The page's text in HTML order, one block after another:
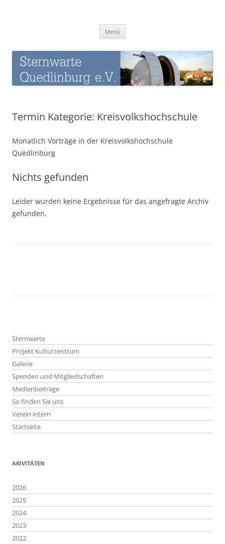
Menü
Termin Kategorie: Kreisvolkshochschule
Monatlich Vorträge in der Kreisvolkshochschule
Quedlinburg
Nichts gefunden
Leider wurden keine Ergebnisse für das angefragte Archiv
gefunden.
Sternwarte
Projekt Kulturzentrum
Galerie
Spenden und Mitgliedschaften
Medienbeiträge
So finden Sie uns
Verein intern
Startseite
AKIVITÄTEN
2026
2025
2024
2023
2022